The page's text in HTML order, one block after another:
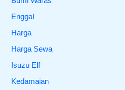
Enggal
Harga
Harga Sewa
Isuzu Elf
Kedamaian